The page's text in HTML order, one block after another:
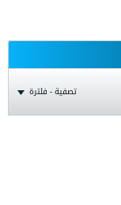
تصفية - فلترة